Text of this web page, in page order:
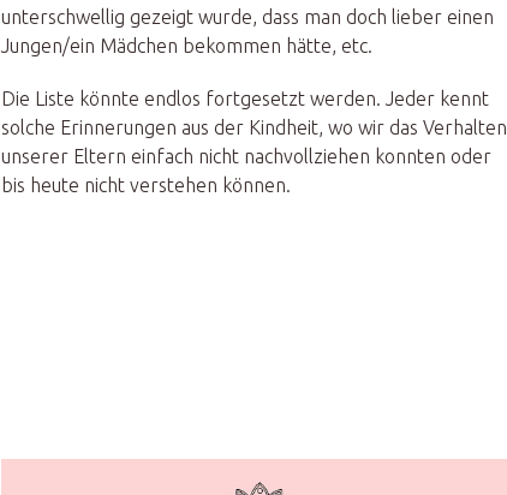
unterschwellig gezeigt wurde, dass man doch lieber einen
Jungen/ein Mädchen bekommen hätte, etc.
Die Liste könnte endlos fortgesetzt werden. Jeder kennt
solche Erinnerungen aus der Kindheit, wo wir das Verhalten
unserer Eltern einfach nicht nachvollziehen konnten oder
bis heute nicht verstehen können.